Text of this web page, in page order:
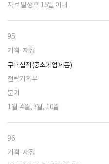
자료 발생후 15일 이내
95
기획·재정
구매실적(중소기업제품)
전략기획부
분기
1월, 4월, 7월, 10월
96
기획·재정